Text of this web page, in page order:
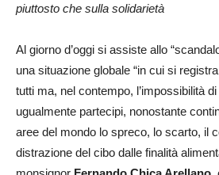
piuttosto che sulla solidarietà
Al giorno d’oggi si assiste allo
una situazione globale “in cui si
tutti ma, nel contempo, l’impossibilità
ugualmente partecipi, nonostante
aree del mondo lo spreco, lo scarto, il
distrazione del cibo dalle finalità